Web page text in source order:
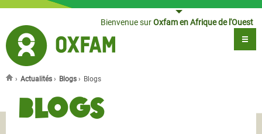
Bienvenue surOxfam en Afrique de l'Ouest
› Actualités › Blogs › Blogs
Blogs